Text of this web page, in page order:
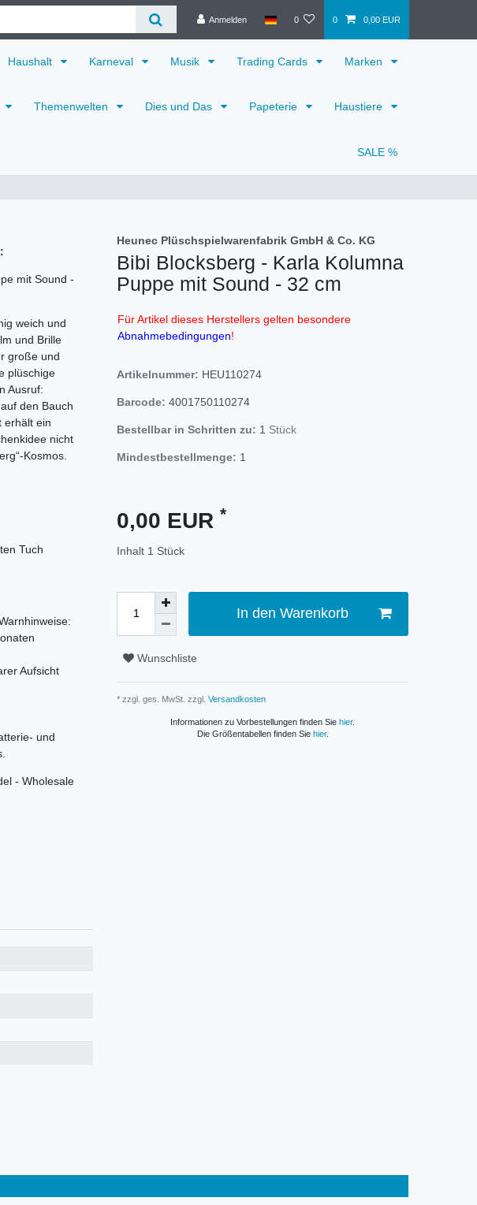
Anmelden 0 0 0,00 EUR
Haushalt Karneval Musik Trading Cards Marken
Themenwelten Dies und Das Papeterie Haustiere
SALE %
mit Sound -
weich und
und Brille
große und
plüschige
Ausruf:
den Bauch
erhält ein
nicht
Kosmos.
Tuch
Aufsicht
und
- Wholesale
Heunec Plüschspielwarenfabrik GmbH & Co. KG
Bibi Blocksberg - Karla Kolumna
Puppe mit Sound - 32 cm
Für Artikel dieses Herstellers gelten besondere
Abnahmebedingungen!
Artikelnummer: HEU110274
Barcode: 4001750110274
Bestellbar in Schritten zu: 1 Stück
Mindestbestellmenge: 1
0,00 EUR *
Inhalt 1 Stück
In den Warenkorb
Wunschliste
* zzgl. ges. MwSt. zzgl. Versandkosten
Informationen zu Vorbestellungen finden Sie hier.
Die Größentabellen finden Sie hier.